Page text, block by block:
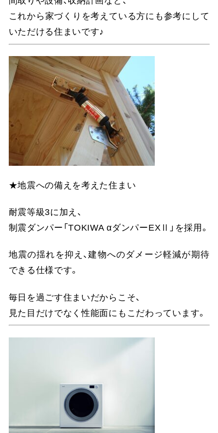
これから家づくりを考えている方にも参考にして
いただける住まいです♪
★地震への備えを考えた住まい
耐震等級3に加え、
制震ダンパー「TOKIWA αダンパーEXⅡ」を採用。
地震の揺れを抑え、建物へのダメージ軽減が期待
できる仕様です。
毎日を過ごす住まいだからこそ、
見た目だけでなく性能面にもこだわっています。